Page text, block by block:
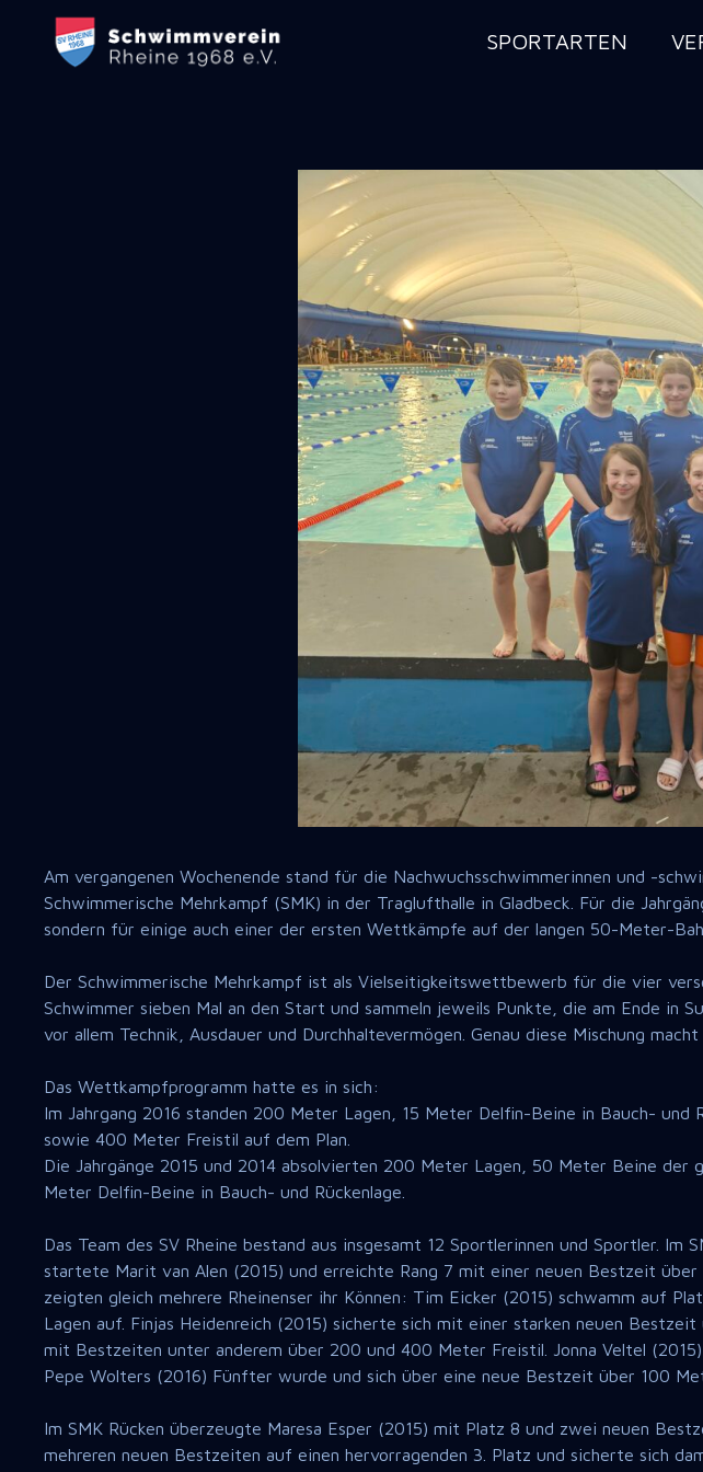
SPORTARTEN
Am vergangenen Wochenende stand für die Nachwuchsschwimmerinnen und -
Schwimmerische Mehrkampf (SMK) in der Traglufthalle in Gladbeck. Für die
sondern für einige auch einer der ersten Wettkämpfe auf der langen 50-Meter-
Der Schwimmerische Mehrkampf ist als Vielseitigkeitswettbewerb für die vier
Schwimmer sieben Mal an den Start und sammeln jeweils Punkte, die am Ende in
vor allem Technik, Ausdauer und Durchhaltevermögen. Genau diese Mischung macht
Das Wettkampfprogramm hatte es in sich:
Im Jahrgang 2016 standen 200 Meter Lagen, 15 Meter Delfin-Beine in Bauch-
sowie 400 Meter Freistil auf dem Plan.
Die Jahrgänge 2015 und 2014 absolvierten 200 Meter Lagen, 50 Meter Beine
Meter Delfin-Beine in Bauch- und Rückenlage.
Das Team des SV Rheine bestand aus insgesamt 12 Sportlerinnen und Sportler.
startete Marit van Alen (2015) und erreichte Rang 7 mit einer neuen Bestzeit
zeigten gleich mehrere Rheinenser ihr Können: Tim Eicker (2015) schwamm auf
Lagen auf. Finjas Heidenreich (2015) sicherte sich mit einer starken neuen
mit Bestzeiten unter anderem über 200 und 400 Meter Freistil. Jonna Veltel
Pepe Wolters (2016) Fünfter wurde und sich über eine neue Bestzeit über 100
Im SMK Rücken überzeugte Maresa Esper (2015) mit Platz 8 und zwei neuen
mehreren neuen Bestzeiten auf einen hervorragenden 3. Platz und sicherte sich